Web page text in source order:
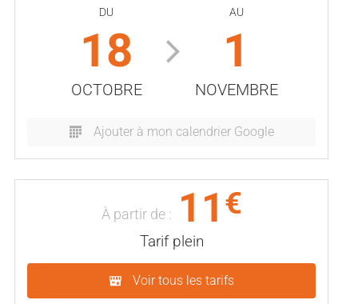
DU
18
OCTOBRE
AU
1
NOVEMBRE
Ajouter à mon calendrier Google
À partir de : 11 €
Tarif plein
Voir tous les tarifs